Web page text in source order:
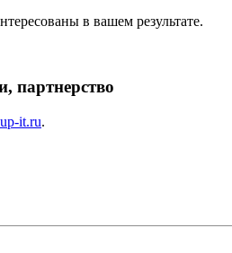
в вашем результате.
партнерство
it.ru.